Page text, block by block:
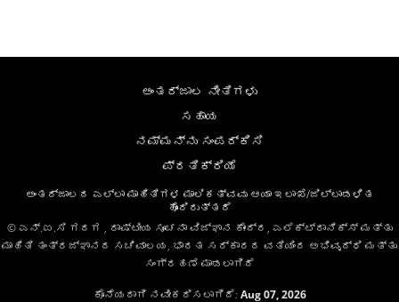
ಅಂತರ್ಜಾಲ ನೀತಿಗಳು
ಸಹಾಯ
ನಮ್ಮನ್ನು ಸಂಪರ್ಕಿಸಿ
ಪ್ರತಿಕ್ರಿಯೆ
ಅಂತರ್ಜಾಲದ ಎಲ್ಲಾ ಮಾಹಿತಿಗಳ ಮಾಲಿಕತ್ವವು ಆಯಾ ಇಲಾಖೆ/ಜಿಲ್ಲಾಡಳಿತ
ಹೊಂದಿರುತ್ತದೆ
© ಎನ್.ಐ.ಸಿ ಗದಗ , ರಾಷ್ಟೀಯ ಸೂಚನಾ ವಿಜ್ಞಾನ ಕೇಂದ್ರ, ಎಲೆಕ್ಟ್ರಾನಿಕ್ಸ್ ಮತ್ತು
ಮಾಹಿತಿ ತಂತ್ರಜ್ಞಾನದ ಸಚಿವಾಲಯ, ಭಾರತ ಸರ್ಕಾರದ ವತಿಯಿಂದ ಅಭಿವೃದ್ಧಿ ಮತ್ತು
ಸಂಗ್ರಹಣೆ ಮಾಡಲಾಗಿದೆ
ಕೊನೆಯದಾಗಿ ನವೀಕರಿಸಲಾಗಿದೆ: Aug 07, 2026